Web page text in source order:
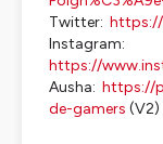
Twitter: https://
Instagram:
https://
Ausha: https://
de-gamers (V2)